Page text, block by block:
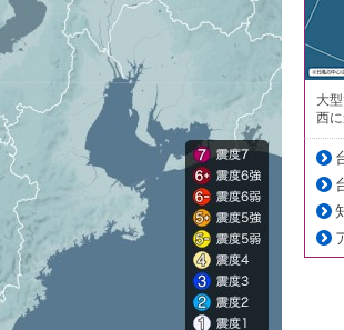
大
西